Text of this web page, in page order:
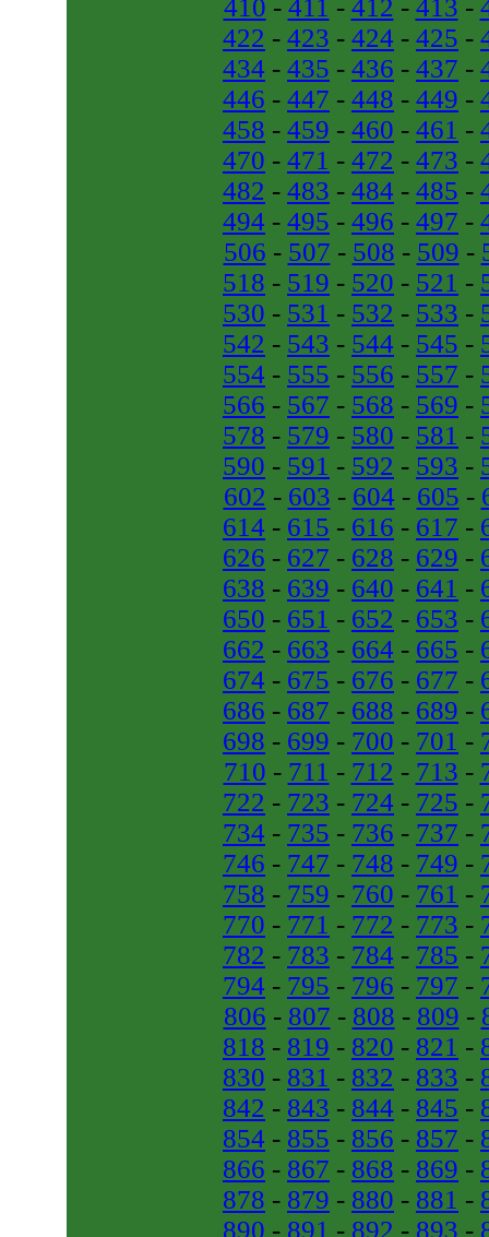
410 - 411 - 412 - 413 -
422 - 423 - 424 - 425 -
434 - 435 - 436 - 437 -
446 - 447 - 448 - 449 -
458 - 459 - 460 - 461 -
470 - 471 - 472 - 473 -
482 - 483 - 484 - 485 -
494 - 495 - 496 - 497 -
506 - 507 - 508 - 509 -
518 - 519 - 520 - 521 -
530 - 531 - 532 - 533 -
542 - 543 - 544 - 545 -
554 - 555 - 556 - 557 -
566 - 567 - 568 - 569 -
578 - 579 - 580 - 581 -
590 - 591 - 592 - 593 -
602 - 603 - 604 - 605 -
614 - 615 - 616 - 617 -
626 - 627 - 628 - 629 -
638 - 639 - 640 - 641 -
650 - 651 - 652 - 653 -
662 - 663 - 664 - 665 -
674 - 675 - 676 - 677 -
686 - 687 - 688 - 689 -
698 - 699 - 700 - 701 -
710 - 711 - 712 - 713 -
722 - 723 - 724 - 725 -
734 - 735 - 736 - 737 -
746 - 747 - 748 - 749 -
758 - 759 - 760 - 761 -
770 - 771 - 772 - 773 -
782 - 783 - 784 - 785 -
794 - 795 - 796 - 797 -
806 - 807 - 808 - 809 -
818 - 819 - 820 - 821 -
830 - 831 - 832 - 833 -
842 - 843 - 844 - 845 -
854 - 855 - 856 - 857 -
866 - 867 - 868 - 869 -
878 - 879 - 880 - 881 -
890 - 891 - 892 - 893 -